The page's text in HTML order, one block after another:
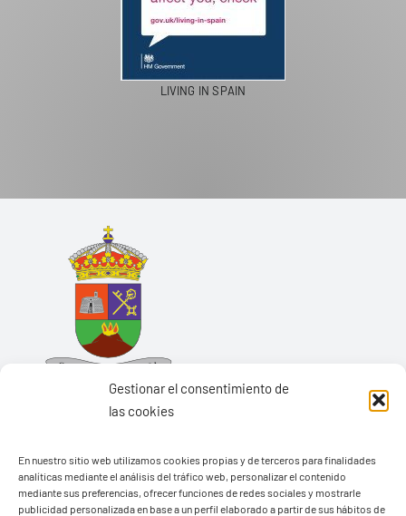
Gestionar el consentimiento de
las cookies
En nuestro sitio web utilizamos cookies propias y de terceros para finalidades
analíticas mediante el análisis del tráfico web, personalizar el contenido
mediante sus preferencias, ofrecer funciones de redes sociales y mostrarle
publicidad personalizada en base a un perfil elaborado a partir de sus hábitos de
LIVING IN SPAIN
Ayuntamiento de Yaiza
Pza. de Los Remedios, 1